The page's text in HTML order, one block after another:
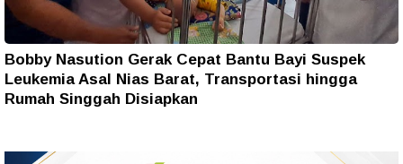
Bobby Nasution Gerak Cepat Bantu Bayi Suspek
Leukemia Asal Nias Barat, Transportasi hingga
Rumah Singgah Disiapkan